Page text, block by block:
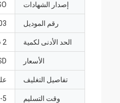
إصدار الشهادات
رقم الموديل
الحد الأدنى لكمية 2 قطع
الأسعار
تفاصيل التغليف
وقت التسليم 3-5